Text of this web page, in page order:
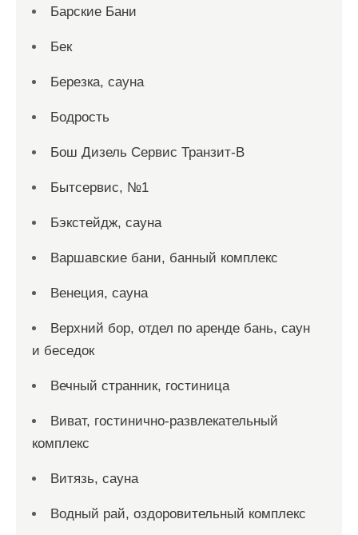
Барские Бани
Бек
Березка, сауна
Бодрость
Бош Дизель Сервис Транзит-В
Бытсервис, №1
Бэкстейдж, сауна
Варшавские бани, банный комплекс
Венеция, сауна
Верхний бор, отдел по аренде бань, саун
и беседок
Вечный странник, гостиница
Виват, гостинично-развлекательный
комплекс
Витязь, сауна
Водный рай, оздоровительный комплекс